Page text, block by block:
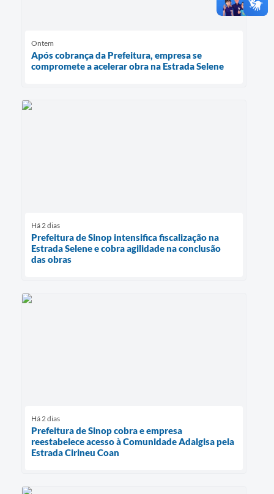
Ontem
Após cobrança da Prefeitura, empresa se
compromete a acelerar obra na Estrada Selene
Há 2 dias
Prefeitura de Sinop intensifica fiscalização na
Estrada Selene e cobra agilidade na conclusão
das obras
Há 2 dias
Prefeitura de Sinop cobra e empresa
reestabelece acesso à Comunidade Adalgisa pela
Estrada Cirineu Coan